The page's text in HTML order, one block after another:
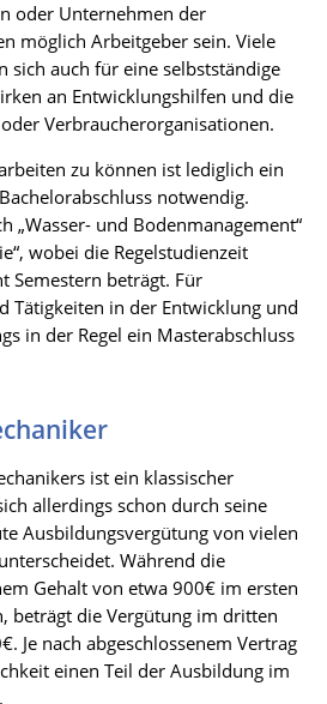
oder Unternehmen der
möglich Arbeitgeber sein. Viele
sich auch für eine selbstständige
an Entwicklungshilfen und die
Verbraucherorganisationen.
zu können ist lediglich ein
notwendig.
„Wasser- und Bodenmanagement“
wobei die Regelstudienzeit
Semestern beträgt. Für
Tätigkeiten in der Entwicklung und
in der Regel ein Masterabschluss
ist ein klassischer
allerdings schon durch seine
Ausbildungsvergütung von vielen
Während die
Gehalt von etwa 900€ im ersten
beträgt die Vergütung im dritten
Je nach abgeschlossenem Vertrag
einen Teil der Ausbildung im